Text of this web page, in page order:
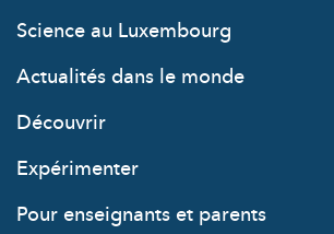
Science au Luxembourg
Actualités dans le monde
Découvrir
Expérimenter
Pour enseignants et parents